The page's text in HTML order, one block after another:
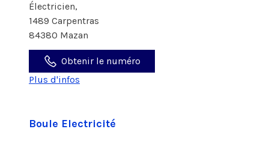
Électricien,
1489 Carpentras
84380 Mazan
Obtenir le numéro
Plus d'infos
Boule Electricité